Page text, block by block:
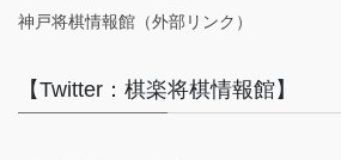
神戸将棋情報館（外部リンク）
【Twitter：棋楽将棋情報館】